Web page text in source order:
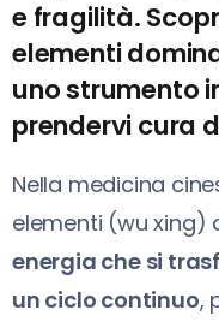
e fragilità.
elementi
uno strumento
prendervi cura
Nella medicina
elementi (wu xing)
energia che si
un ciclo continuo,